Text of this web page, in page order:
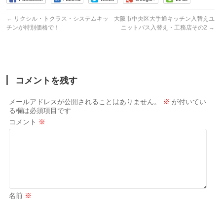
← リクシル・トクラス・システムキッ
チンが特別価格で！
大阪市中央区大手通キッチン入替えユ
ニットバス入替え・工務店その2 →
コメントを残す
メールアドレスが公開されることはありません。 ※ が付いてい
る欄は必須項目です
コメント ※
名前 ※